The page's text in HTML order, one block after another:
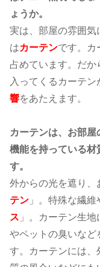
ょうか。
実は、部屋の雰囲気
はカーテンです。カ
占めています。だか
入ってくるカーテン
響をあたえます。
カーテンは、お部
機能を持っている材
す。
外からの光を遮り、
テン 」。特殊な繊維
ス 」。カーテン生
やペットの臭いなど
す。カーテンには、